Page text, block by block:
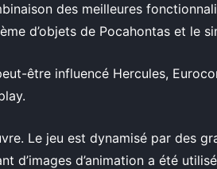
des meilleures
d’objets de Pocahontas et le
être influencé Hercules,
Le jeu est dynamisé par des
d’images d’animation a été